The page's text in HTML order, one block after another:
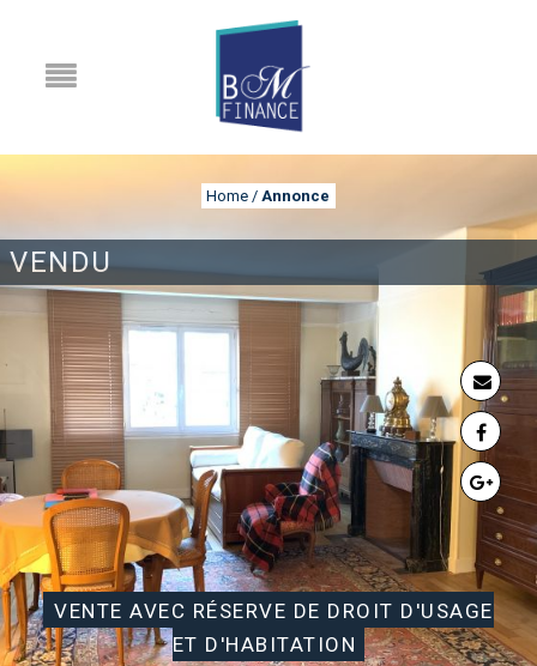
VENDU
Home / Annonce
ANNONCE
VENTE AVEC RÉSERVE DE DROIT D'USAGE
ET D'HABITATION